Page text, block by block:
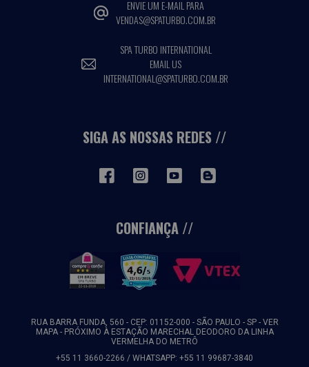
ENVIE UM E-MAIL PARA
VENDAS@SPATURBO.COM.BR
SPA TURBO INTERNATIONAL
EMAIL US
INTERNATIONAL@SPATURBO.COM.BR
SIGA AS NOSSAS REDES
CONFIANÇA
RUA BARRA FUNDA, 560 - CEP: 01152-000 - SÃO PAULO - SP - VER
MAPA - PRÓXIMO À ESTAÇÃO MARECHAL DEODORO DA LINHA
VERMELHA DO METRÔ
+55 11 3660-2266 / WHATSAPP: +55 11 99687-3840